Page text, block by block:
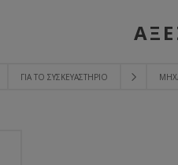
ΓΙΑ ΤΟ ΣΥΣΚΕΥΑΣΤΉΡΙΟ